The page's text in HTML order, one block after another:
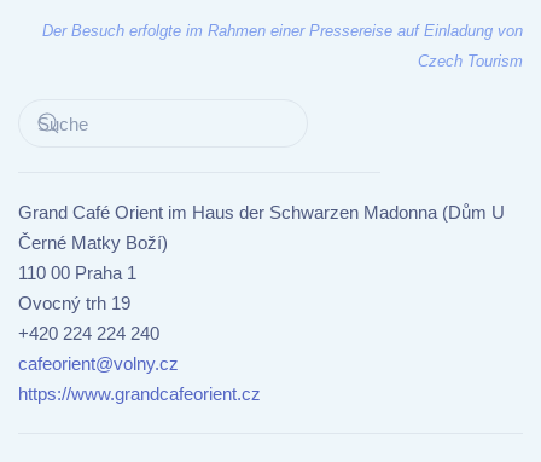
Der Besuch erfolgte im Rahmen einer Pressereise auf Einladung von
Czech Tourism
Grand Café Orient im Haus der Schwarzen Madonna (Dům U
Černé Matky Boží)
110 00 Praha 1
Ovocný trh 19
+420 224 224 240
cafeorient@volny.cz
https://www.grandcafeorient.cz